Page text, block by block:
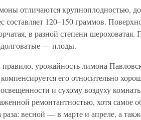
отличаются крупноплодностью,
составляет 120–150 граммов.
в разной степени
— плоды.
урожайность лимона
его относительно
и сухому воздуху
ремонтантностью, хотя самое
раза: весной — в марте и апреле, а